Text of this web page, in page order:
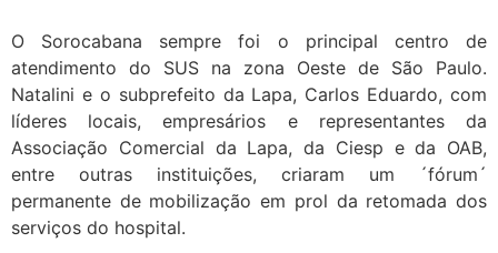
O Sorocabana sempre foi o principal centro de
atendimento do SUS na zona Oeste de São Paulo.
Natalini e o subprefeito da Lapa, Carlos Eduardo, com
líderes locais, empresários e representantes da
Associação Comercial da Lapa, da Ciesp e da OAB,
entre outras instituições, criaram um ´fórum´
permanente de mobilização em prol da retomada dos
serviços do hospital.